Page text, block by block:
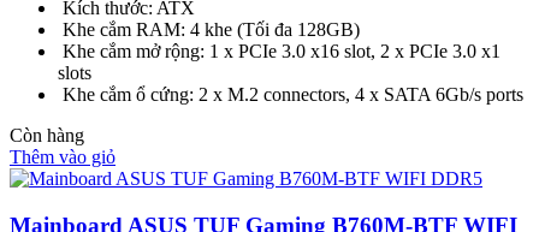
Kích thước: ATX
Khe cắm RAM: 4 khe (Tối đa 128GB)
Khe cắm mở rộng: 1 x PCIe 3.0 x16 slot, 2 x PCIe 3.0 x1
slots
Khe cắm ổ cứng: 2 x M.2 connectors, 4 x SATA 6Gb/s ports
Còn hàng
Thêm vào giỏ
Mainboard ASUS TUF Gaming B760M-BTF WIFI